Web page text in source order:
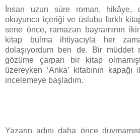
İnsan uzun süre roman, hikâye,
okuyunca içeriği ve üslubu farklı
sene önce, ramazan bayramının
kitap bulma ihtiyacıyla her
dolaşıyordum ben de. Bir müddet
gözüme çarpan bir kitap
üzereyken ‘Anka’ kitabının
incelemeye başladım.
Yazarın adını daha önce